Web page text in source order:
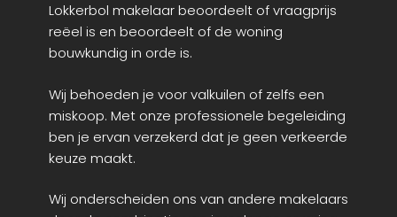
Lokkerbol makelaar beoordeelt of vraagprijs
reëel is en beoordeelt of de woning
bouwkundig in orde is.
Wij behoeden je voor valkuilen of zelfs een
miskoop. Met onze professionele begeleiding
ben je ervan verzekerd dat je geen verkeerde
keuze maakt.
Wij onderscheiden ons van andere makelaars